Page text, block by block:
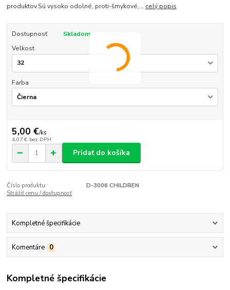
produktov.Sú vysoko odolné, proti-šmykové,... celý popis
Dostupnosť
Skladom
Velkost
Farba
5,00 €/ks
4,07 € bez DPH
Pridať do košíka
Číslo produktu:
D-3006 CHILDREN
Strážiť cenu / dostupnosť
Kompletné špecifikácie
Komentáre 0
Kompletné špecifikácie